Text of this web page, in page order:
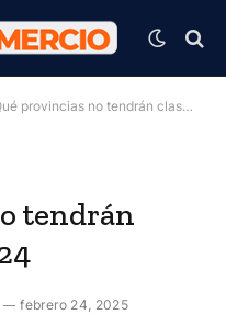
provincias no tendrán clases este lunes 24
tendrán
febrero 24, 2025